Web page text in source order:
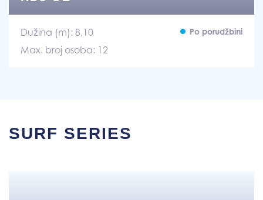
Dužina (m): 8,10
Max. broj osoba: 12
Po porudžbini
SURF SERIES